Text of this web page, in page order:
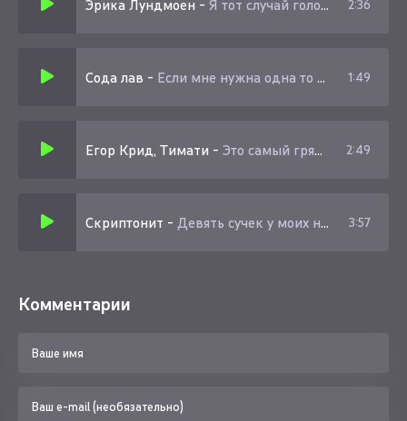
Эрика Лундмоен - Я тот случай голову ломай круче всех сучек 2:36
Сода лав - Если мне нужна одна то это одна тонна сучек 1:49
Егор Крид, Тимати - Это самый грязный движ будто пятница 2:49
Скриптонит - Девять сучек у моих ног 36 6 3 на связи 3:57
Комментарии